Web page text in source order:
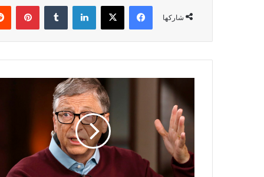
شاركها
فيسبوك ‫X لينكدإن
غيتس:
هذا
التاريخ
المتوقع
لإنتاج
لقاح